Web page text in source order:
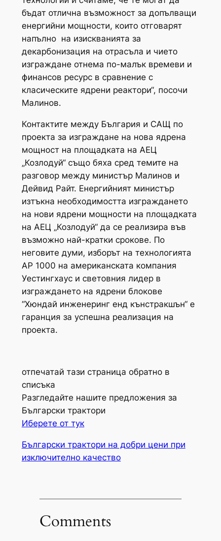
бъдат отлична възможност за допълващи
енергийни мощности, които отговарят
напълно на изискванията за
декарбонизация на отрасъла и чието
изграждане отнема по-малък времеви и
финансов ресурс в сравнение с
класическите ядрени реактори“, посочи
Малинов.
Контактите между България и САЩ по
проекта за изграждане на нова ядрена
мощност на площадката на АЕЦ
„Козлодуй“ също бяха сред темите на
разговор между министър Малинов и
Дейвид Райт. Енергийният министър
изтъкна необходимостта изграждането
на нови ядрени мощности на площадката
на АЕЦ „Козлодуй“ да се реализира във
възможно най-кратки срокове. По
неговите думи, изборът на технологията
АР 1000 на американската компания
Уестингхаус и световния лидер в
изграждането на ядрени блокове
“Хюндай инженеринг енд кънстракшън“ е
гаранция за успешна реализация на
проекта.
отпечатай тази страница обратно в
списъка
Разгледайте нашите предложения за
Български трактори
Иберете от тук
Български трактори на добри цени при
изключително качество
Comments